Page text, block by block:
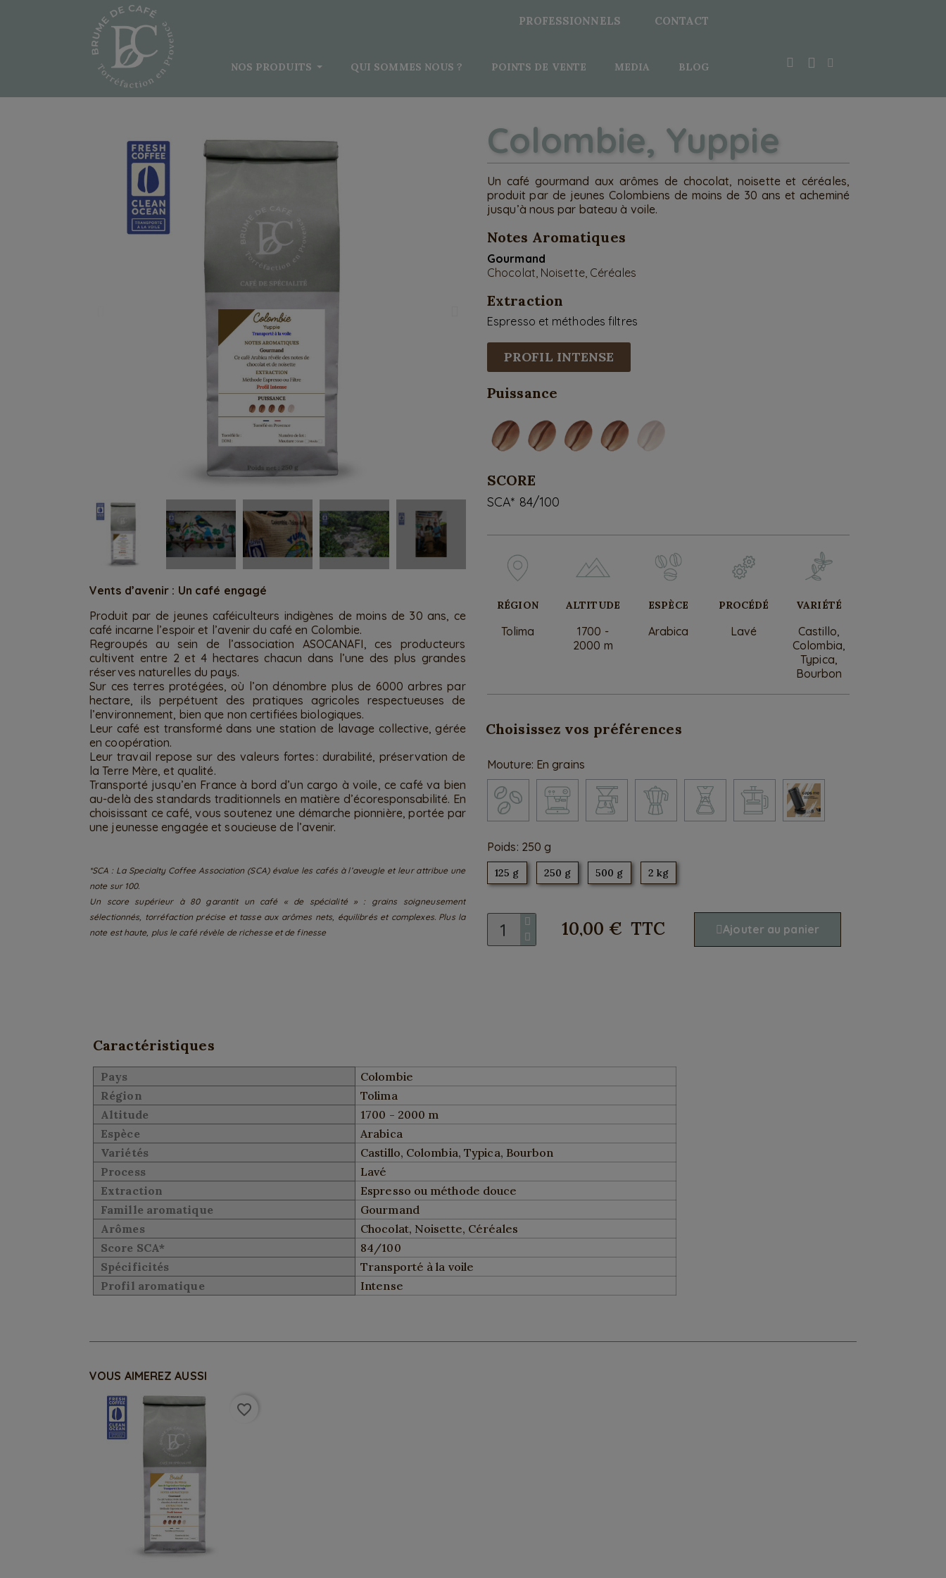
PROFESSIONNELS CONTACT
NOS PRODUITS QUI SOMMES NOUS ? POINTS DE VENTE MEDIA BLOG
Vents d’avenir : Un café engagé
Produit par de jeunes caféiculteurs indigènes de moins de 30 ans, ce
café incarne l’espoir et l’avenir du café en Colombie.
Regroupés au sein de l’association ASOCANAFI, ces producteurs
cultivent entre 2 et 4 hectares chacun dans l’une des plus grandes
réserves naturelles du pays.
Sur ces terres protégées, où l’on dénombre plus de 6000 arbres par
hectare, ils perpétuent des pratiques agricoles respectueuses de
l’environnement, bien que non certifiées biologiques.
Leur café est transformé dans une station de lavage collective, gérée
en coopération.
Leur travail repose sur des valeurs fortes : durabilité, préservation de
la Terre Mère, et qualité.
Transporté jusqu’en France à bord d’un cargo à voile, ce café va bien
au-delà des standards traditionnels en matière d’écoresponsabilité. En
choisissant ce café, vous soutenez une démarche pionnière, portée par
une jeunesse engagée et soucieuse de l’avenir.
*SCA : La Specialty Coffee Association (SCA) évalue les cafés à l’aveugle et leur attribue une
note sur 100.
Un score supérieur à 80 garantit un café « de spécialité » : grains soigneusement
sélectionnés, torréfaction précise et tasse aux arômes nets, équilibrés et complexes. Plus la
note est haute, plus le café révèle de richesse et de finesse
Colombie, Yuppie
Un café gourmand aux arômes de chocolat, noisette et céréales,
produit par de jeunes Colombiens de moins de 30 ans et acheminé
jusqu’à nous par bateau à voile.
Notes Aromatiques
Gourmand
Chocolat, Noisette, Céréales
Extraction
Espresso et méthodes filtres
PROFIL INTENSE
Puissance
SCORE
SCA* 84/100
RÉGION
Tolima
ALTITUDE
1700 -
2000 m
ESPÈCE
Arabica
PROCÉDÉ
Lavé
VARIÉTÉ
Castillo,
Colombia,
Typica,
Bourbon
Choisissez vos préférences
Mouture En grains
Poids 250 g
125 g 250 g 500 g 2 kg
10,00 € TTC Ajouter au panier
Caractéristiques
Pays
Colombie
Région
Tolima
Altitude
1700 - 2000 m
Espèce
Arabica
Variétés
Castillo, Colombia, Typica, Bourbon
Process
Lavé
Extraction
Espresso ou méthode douce
Famille aromatique
Gourmand
Arômes
Chocolat, Noisette, Céréales
Score SCA*
84/100
Spécificités
Transporté à la voile
Profil aromatique
Intense
VOUS AIMEREZ AUSSI
favorite_border